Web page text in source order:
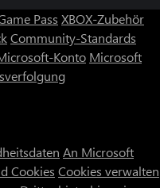
Pass XBOX-Zubehör
Community-Standards
Konto Microsoft
An Microsoft
Cookies Cookies verwalten